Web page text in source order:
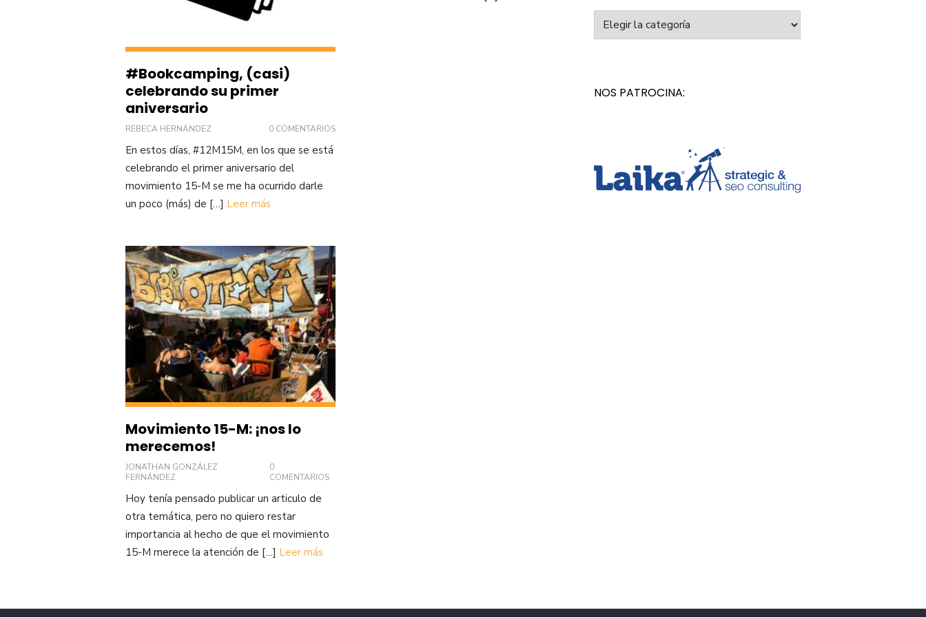
#Bookcamping, (casi)
celebrando su primer
aniversario
REBECA HERNÁNDEZ 0 COMENTARIOS
En estos días, #12M15M, en los que se está
celebrando el primer aniversario del
movimiento 15-M se me ha ocurrido darle
un poco (más) de […] Leer más
Movimiento 15-M: ¡nos lo
merecemos!
JONATHAN GONZÁLEZ
FERNÁNDEZ
0
COMENTARIOS
Hoy tenía pensado publicar un articulo de
otra temática, pero no quiero restar
importancia al hecho de que el movimiento
15-M merece la atención de […] Leer más
NOS PATROCINA: